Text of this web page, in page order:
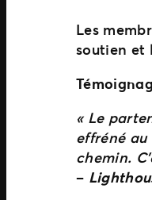
Les
soutien et
« Le
effréné au
chemin.
–